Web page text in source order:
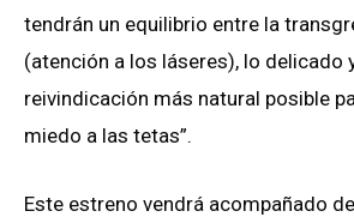
tendrán un equilibrio entre la
(atención a los láseres), lo delicado
reivindicación más natural posible
miedo a las tetas”.
Este estreno vendrá acompañado